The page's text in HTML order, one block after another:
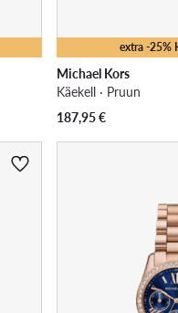
extra -25%
Michael Kors
Käekell · Pruun
187,95€